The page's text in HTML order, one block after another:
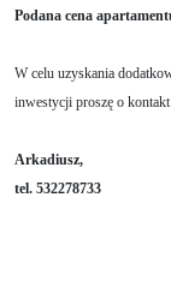
Podana cena
W celu uzyskania
inwestycji proszę o kontakt
Arkadiusz,
tel. 532278733